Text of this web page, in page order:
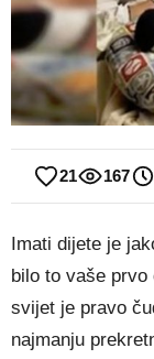
21 167
Imati dijete je
bilo to vaše
svijet je pravo
najmanju